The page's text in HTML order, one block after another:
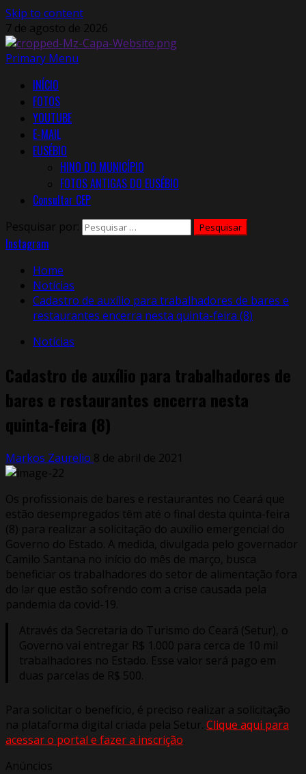
Skip to content
7 de agosto de 2026
Primary Menu
INÍCIO
FOTOS
YOUTUBE
E-MAIL
EUSÉBIO
HINO DO MUNICÍPIO
FOTOS ANTIGAS DO EUSÉBIO
Consultar CEP
Pesquisar por:
Instagram
Home
Notícias
Cadastro de auxílio para trabalhadores de bares e
restaurantes encerra nesta quinta-feira (8)
Notícias
Cadastro de auxílio para trabalhadores de
bares e restaurantes encerra nesta
quinta-feira (8)
Markos Zaurelio 8 de abril de 2021
Os profissionais de bares e restaurantes no Ceará que
estão desempregados têm até o final desta quinta-feira
(8) para realizar a solicitação do auxílio emergencial do
Governo do Estado. A medida, divulgada pelo governador
Camilo Santana no início do mês de março, busca
beneficiar os trabalhadores do setor de alimentação fora
do lar que estão sofrendo com a crise causada pela
pandemia da covid-19.
Através da Secretaria do Turismo do Ceará (Setur), o
Governo vai entregar R$ 1.000 para cerca de 10 mil
trabalhadores no Estado. Esse valor será pago em
duas parcelas de R$ 500.
Para solicitar o benefício, é preciso realizar a solicitação
na plataforma digital criada pela Setur. Clique aqui para
acessar o portal e fazer a inscrição.
Anúncios